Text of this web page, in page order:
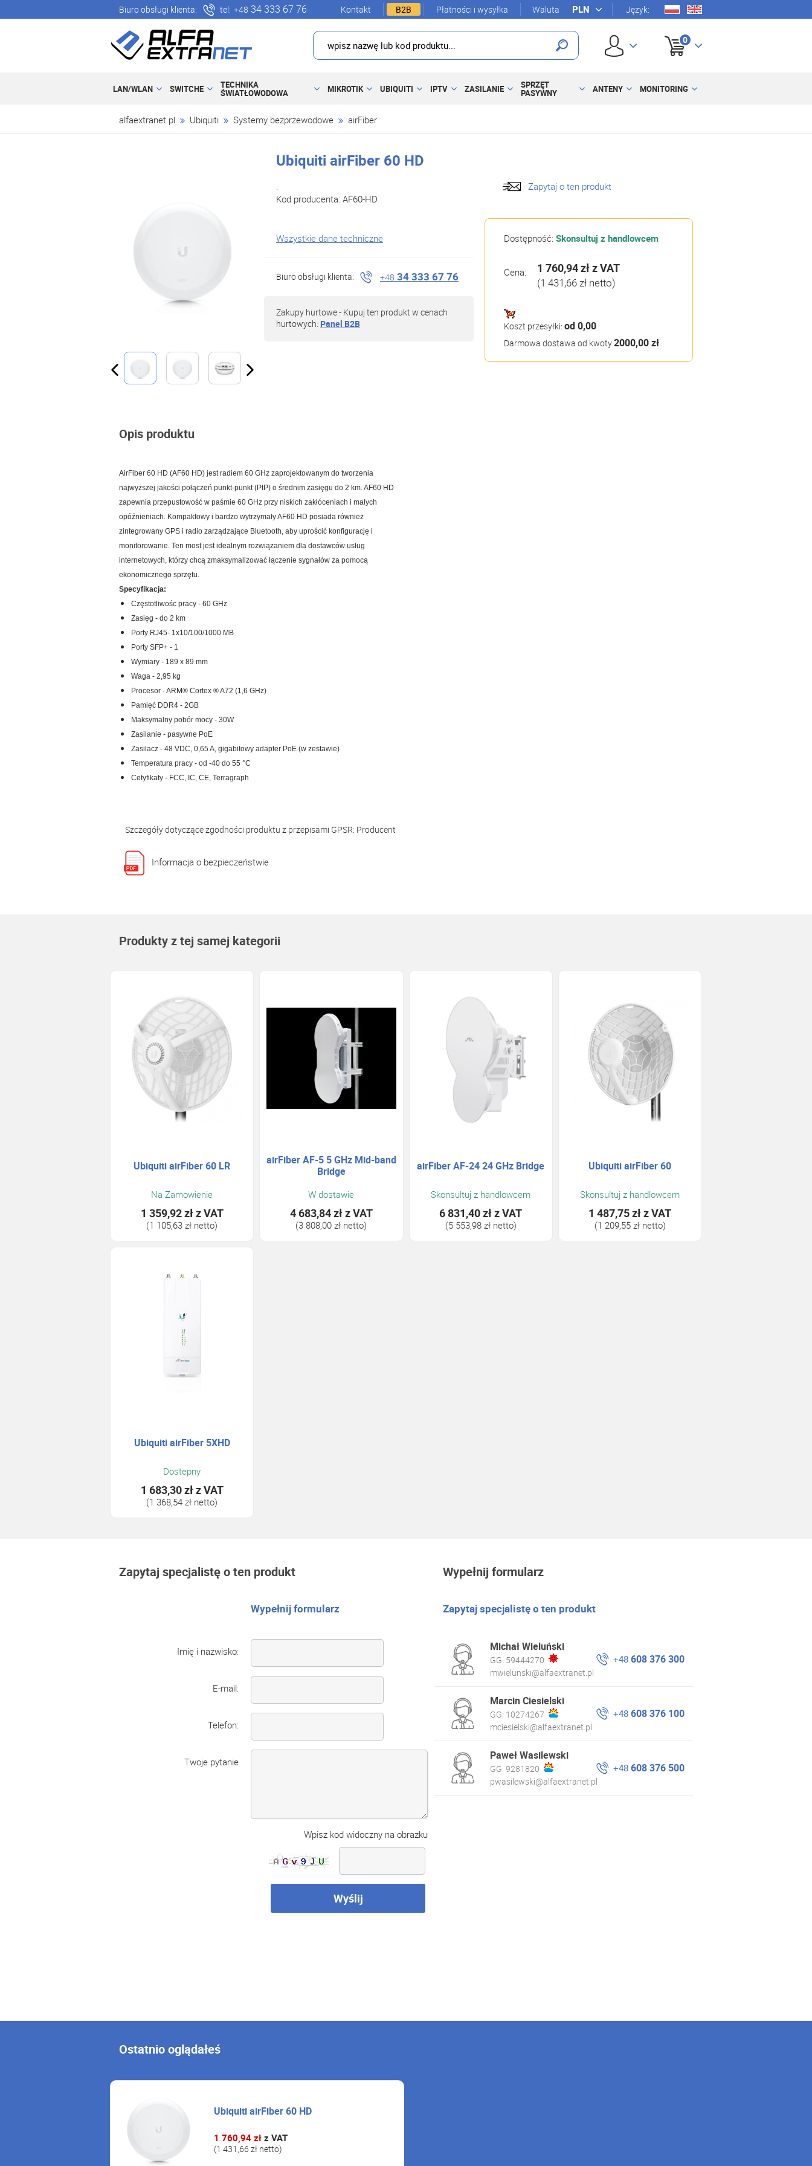
Biuro obsługi klienta: tel: +48 34 333 67 76 Kontakt B2B Płatności i wysyłka Waluta Język:
0
LAN/WLAN SWITCHE TECHNIKA
ŚWIATŁOWODOWA MIKROTIK UBIQUITI IPTV ZASILANIE SPRZĘT
PASYWNY ANTENY MONITORING
alfaextranet.pl Ubiquiti Systemy bezprzewodowe airFiber
Ubiquiti airFiber 60 HD
.
Kod producenta: AF60-HD
Zapytaj o ten produkt
Wszystkie dane techniczne
Biuro obsługi klienta: +48 34 333 67 76
Zakupy hurtowe - Kupuj ten produkt w cenach
hurtowych: Panel B2B
Dostępność: Skonsultuj z handlowcem
Cena: 1 760,94 złz VAT
(1 431,66 zł netto)
Koszt przesyłki: od 0,00
Darmowa dostawa od kwoty2000,00 zł
Opis produktu
AirFiber 60 HD (AF60 HD) jest radiem 60 GHz zaprojektowanym do tworzenia
najwyższej jakości połączeń punkt-punkt (PtP) o średnim zasięgu do 2 km. AF60 HD
zapewnia przepustowość w paśmie 60 GHz przy niskich zakłóceniach i małych
opóźnieniach. Kompaktowy i bardzo wytrzymały AF60 HD posiada również
zintegrowany GPS i radio zarządzające Bluetooth, aby uprościć konfigurację i
monitorowanie. Ten most jest idealnym rozwiązaniem dla dostawców usług
internetowych, którzy chcą zmaksymalizować łączenie sygnałów za pomocą
ekonomicznego sprzętu.
Specyfikacja:
Częstotliwośc pracy - 60 GHz
Zasięg - do 2 km
Porty RJ45- 1x10/100/1000 MB
Porty SFP+ - 1
Wymiary - 189 x 89 mm
Waga - 2,95 kg
Procesor - ARM® Cortex ® A72 (1,6 GHz)
Pamięć DDR4 - 2GB
Maksymalny pobór mocy - 30W
Zasilanie - pasywne PoE
Zasilacz - 48 VDC, 0,65 A, gigabitowy adapter PoE (w zestawie)
Temperatura pracy - od -40 do 55 °C
Cetyfikaty - FCC, IC, CE, Terragraph
Szczegóły dotyczące zgodności produktu z przepisami GPSR: Producent
Informacja o bezpieczeństwie
Produkty z tej samej kategorii
Ubiquiti airFiber 60 LR
Na Zamowienie
1 359,92 złz VAT
(1 105,63 zł netto)
airFiber AF-5 5 GHz Mid-band
Bridge
W dostawie
4 683,84 złz VAT
(3 808,00 zł netto)
airFiber AF-24 24 GHz Bridge
Skonsultuj z handlowcem
6 831,40 złz VAT
(5 553,98 zł netto)
Ubiquiti airFiber 60
Skonsultuj z handlowcem
1 487,75 złz VAT
(1 209,55 zł netto)
Ubiquiti airFiber 5XHD
Dostepny
1 683,30 złz VAT
(1 368,54 zł netto)
Zapytaj specjalistę o ten produkt
Wypełnij formularz
Imię i nazwisko:
E-mail:
Telefon:
Twoje pytanie
Wpisz kod widoczny na obrazku
Wyślij
Wypełnij formularz
Zapytaj specjalistę o ten produkt
Michał Wieluński
GG: 59444270
mwielunski@alfaextranet.pl
+48608 376 300
Marcin Ciesielski
GG: 10274267
mciesielski@alfaextranet.pl
+48608 376 100
Paweł Wasilewski
GG:9281820
pwasilewski@alfaextranet.pl
+48608 376 500
Ostatnio oglądałeś
Ubiquiti airFiber 60 HD
1 760,94 zł z VAT
(1 431,66 zł netto)